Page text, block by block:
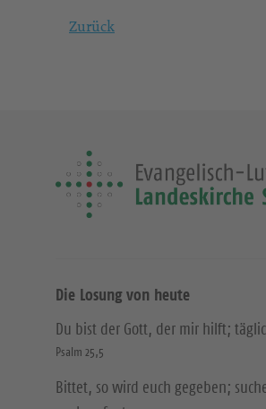
Zurück
Die Losung von heute
Du bist der Gott, der mir hilft;
Psalm 25,5
Bittet, so wird euch gegeben;